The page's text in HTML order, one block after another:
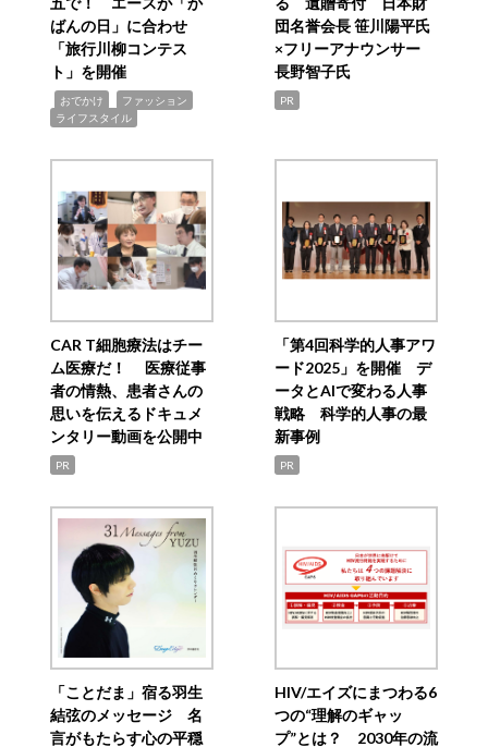
ばんの日」に合わせ
「旅行川柳コンテス
ト」を開催
おでかけ ファッション
ライフスタイル
団名誉会長 笹川陽平氏
×フリーアナウンサー
長野智子氏
PR
CAR T細胞療法はチー
ム医療だ！ 医療従事
者の情熱、患者さんの
思いを伝えるドキュメ
ンタリー動画を公開中
PR
「第4回科学的人事アワ
ード2025」を開催 デ
ータとAIで変わる人事
戦略 科学的人事の最
新事例
PR
「ことだま」宿る羽生
結弦のメッセージ 名
言がもたらす心の平穏
HIV/エイズにまつわる6
つの“理解のギャッ
プ”とは？ 2030年の流